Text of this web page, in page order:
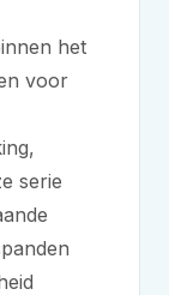
het
voor
serie